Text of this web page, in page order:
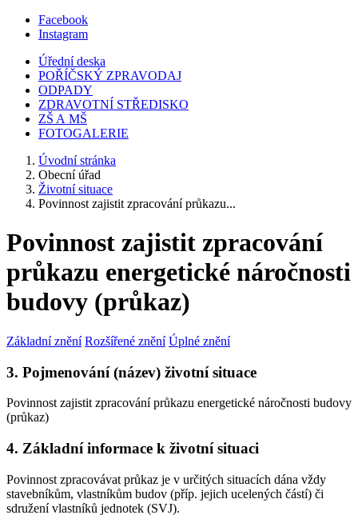
Facebook
Instagram
Úřední deska
POŘÍČSKÝ ZPRAVODAJ
ODPADY
ZDRAVOTNÍ STŘEDISKO
ZŠ A MŠ
FOTOGALERIE
Úvodní stránka
Obecní úřad
Životní situace
Povinnost zajistit zpracování průkazu...
Povinnost zajistit zpracování
průkazu energetické náročnosti
budovy (průkaz)
Základní znění Rozšířené znění Úplné znění
3. Pojmenování (název) životní situace
Povinnost zajistit zpracování průkazu energetické náročnosti budovy
(průkaz)
4. Základní informace k životní situaci
Povinnost zpracovávat průkaz je v určitých situacích dána vždy
stavebníkům, vlastníkům budov (příp. jejich ucelených částí) či
sdružení vlastníků jednotek (SVJ).